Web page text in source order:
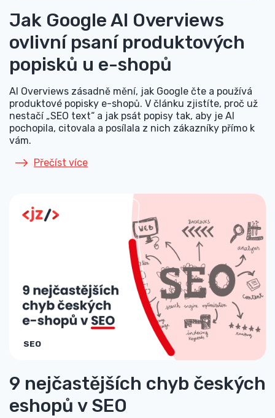
Jak Google AI Overviews
ovlivní psaní produktových
popisků u e-shopů
AI Overviews zásadně mění, jak Google čte a používá
produktové popisky e-shopů. V článku zjistíte, proč už
nestačí „SEO text“ a jak psát popisy tak, aby je AI
pochopila, citovala a posílala z nich zákazníky přímo k
vám.
Přečíst více
SEO
9 nejčastějších chyb českých
eshopů v SEO